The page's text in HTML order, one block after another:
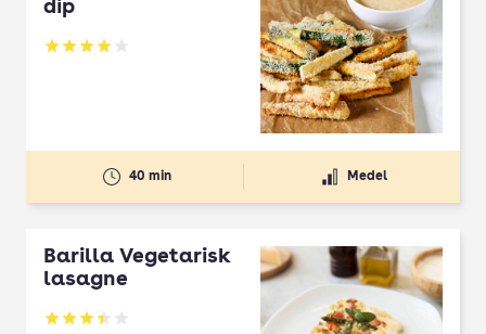
dip
Betyg: 4.01 av 5
40 min Medel
Barilla Vegetarisk
lasagne
Betyg: 3.4 av 5